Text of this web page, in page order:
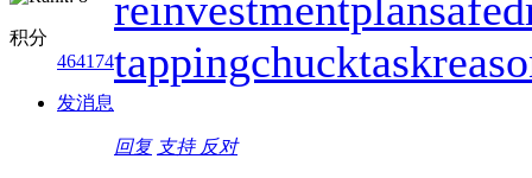
积分
464174
发消息
tappingchuck
回复 支持 反对